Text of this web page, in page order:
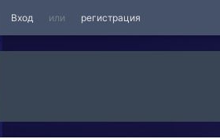
Вход или регистрация